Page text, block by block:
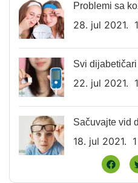
Problemi sa
28. jul 2021.
Svi
22. jul 2021.
Sačuvajte vid
18. jul 2021.